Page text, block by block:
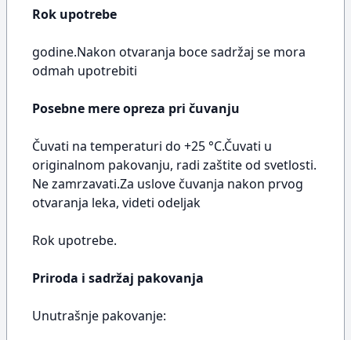
Rok upotrebe
godine.Nakon otvaranja boce sadržaj se mora
odmah upotrebiti
Posebne mere opreza pri čuvanju
Čuvati na temperaturi do +25 °C.Čuvati u
originalnom pakovanju, radi zaštite od svetlosti.
Ne zamrzavati.Za uslove čuvanja nakon prvog
otvaranja leka, videti odeljak
Rok upotrebe.
Priroda i sadržaj pakovanja
Unutrašnje pakovanje: